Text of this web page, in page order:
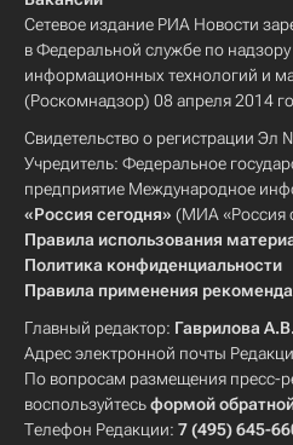
Сетевое издание РИА Новости
в Федеральной службе по надзору
информационных технологий и
(Роскомнадзор) 08 апреля 2014
Свидетельство о регистрации
Учредитель: Федеральное
предприятие Международное
«Россия сегодня» (МИА «Россия
Правила использования
Политика конфиденциальности
Правила применения
Главный редактор: Гаврилова А.В.
Адрес электронной почты
По вопросам размещения пресс-
воспользуйтесьформой
Телефон Редакции: 7 (495) 645-